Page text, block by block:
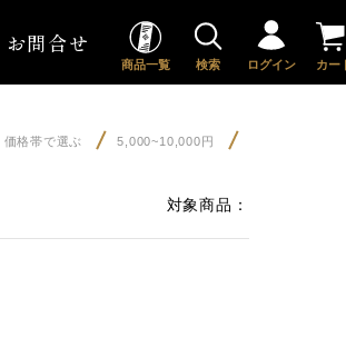
お問合せ
商品一覧 検索 ログイン カー
価格帯で選ぶ 5,000~10,000円
対象商品：